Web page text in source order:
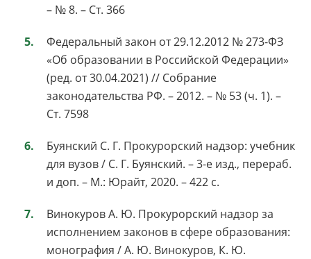
– № 8. – Ст. 366
Федеральный закон от 29.12.2012 № 273-ФЗ
«Об образовании в Российской Федерации»
(ред. от 30.04.2021) // Собрание
законодательства РФ. – 2012. – № 53 (ч. 1). –
Ст. 7598
Буянский С. Г. Прокурорский надзор: учебник
для вузов / С. Г. Буянский. – 3-е изд., перераб.
и доп. – М.: Юрайт, 2020. – 422 с.
Винокуров А. Ю. Прокурорский надзор за
исполнением законов в сфере образования:
монография / А. Ю. Винокуров, К. Ю.